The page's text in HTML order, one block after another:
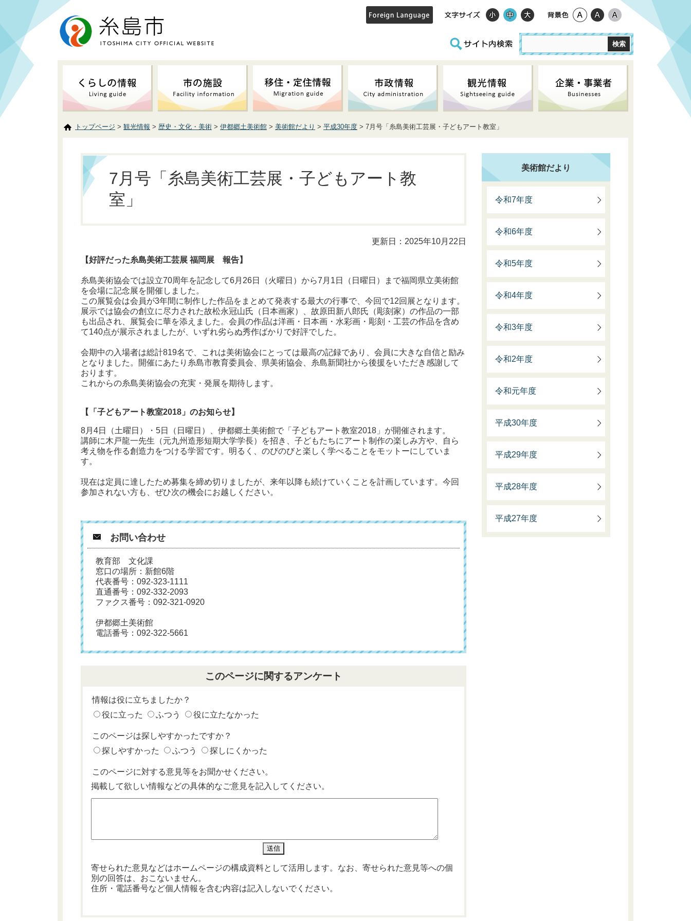
トップページ > 観光情報 > 歴史・文化・美術 > 伊都郷土美術館 > 美術館だより > 平成30年度 > 7月号「糸島美術工芸展・子どもアート教室」
7月号「糸島美術工芸展・子どもアート教
室」
更新日：2025年10月22日
【好評だった糸島美術工芸展 福岡展 報告】
糸島美術協会では設立70周年を記念して6月26日（火曜日）から7月1日（日曜日）まで福岡県立美術館
を会場に記念展を開催しました。
この展覧会は会員が3年間に制作した作品をまとめて発表する最大の行事で、今回で12回展となります。
展示では協会の創立に尽力された故松永冠山氏（日本画家）、故原田新八郎氏（彫刻家）の作品の一部
も出品され、展覧会に華を添えました。会員の作品は洋画・日本画・水彩画・彫刻・工芸の作品を含め
て140点が展示されましたが、いずれ劣らぬ秀作ばかりで好評でした。
会期中の入場者は総計819名で、これは美術協会にとっては最高の記録であり、会員に大きな自信と励み
となりました。開催にあたり糸島市教育委員会、県美術協会、糸島新聞社から後援をいただき感謝して
おります。
これからの糸島美術協会の充実・発展を期待します。
【「子どもアート教室2018」のお知らせ】
8月4日（土曜日）・5日（日曜日）、伊都郷土美術館で「子どもアート教室2018」が開催されます。
講師に木戸龍一先生（元九州造形短期大学学長）を招き、子どもたちにアート制作の楽しみ方や、自ら
考え物を作る創造力をつける学習です。明るく、のびのびと楽しく学べることをモットーにしていま
す。
現在は定員に達したため募集を締め切りましたが、来年以降も続けていくことを計画しています。今回
参加されない方も、ぜひ次の機会にお越しください。
お問い合わせ
教育部 文化課
窓口の場所：新館6階
代表番号：092-323-1111
直通番号：092-332-2093
ファクス番号：092-321-0920
伊都郷土美術館
電話番号：092-322-5661
このページに関するアンケート
情報は役に立ちましたか？
役に立った
ふつう 役に立たなかった
このページは探しやすかったですか？
探しやすかった
ふつう 探しにくかった
このページに対する意見等をお聞かせください。
掲載して欲しい情報などの具体的なご意見を記入してください。
寄せられた意見などはホームページの構成資料として活用します。なお、寄せられた意見等への個
別の回答は、おこないません。
住所・電話番号など個人情報を含む内容は記入しないでください。
美術館だより
令和7年度
令和6年度
令和5年度
令和4年度
令和3年度
令和2年度
令和元年度
平成30年度
平成29年度
平成28年度
平成27年度